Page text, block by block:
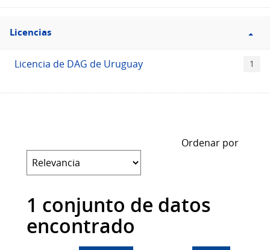
Filtro
Licencias
Licencias
Licencia de DAG de Uruguay 1
Ordenar por
1 conjunto de datos
encontrado